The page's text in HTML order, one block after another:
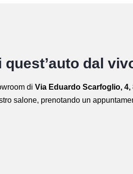
quest’auto dal
di Via Eduardo Scarfoglio, 4,
salone, prenotando un